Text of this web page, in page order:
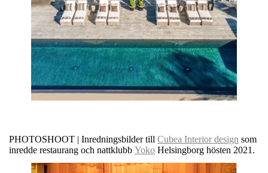
PHOTOSHOOT | Inredningsbilder till Cubea Interior design som
inredde restaurang och nattklubb Yoko Helsingborg hösten 2021.